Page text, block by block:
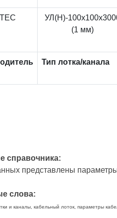
УЛ(Н)-
(1 мм)
Тип лотка/канала
справочника:
представлены
слова:
и каналы, кабельный лоток, параметры